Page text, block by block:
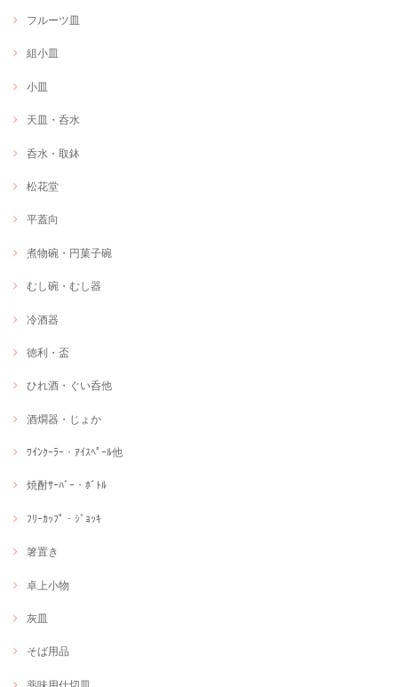
フルーツ皿
組小皿
小皿
天皿・呑水
呑水・取鉢
松花堂
平蓋向
煮物碗・円菓子碗
むし碗・むし器
冷酒器
徳利・盃
ひれ酒・ぐい呑他
酒燗器・じょか
ﾜｲﾝｸｰﾗｰ・ｱｲｽﾍﾟｰﾙ他
焼酎ｻｰﾊﾞｰ・ﾎﾞﾄﾙ
ﾌﾘｰｶｯﾌﾟ・ｼﾞｮｯｷ
箸置き
卓上小物
灰皿
そば用品